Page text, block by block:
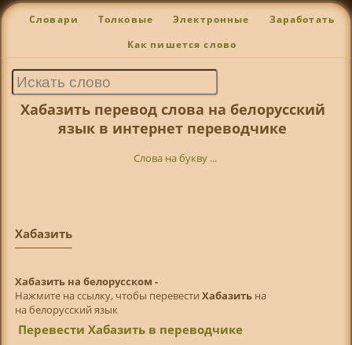
Словари Толковые Электронные Заработать
Как пишется слово
Хабазить перевод слова на белорусский
язык в интернет переводчике
Слова на букву ...
Хабазить
Хабазить на белорусском -
Нажмите на ссылку, чтобы перевести Хабазитьна
на белорусский язык
Перевести Хабазить в переводчике